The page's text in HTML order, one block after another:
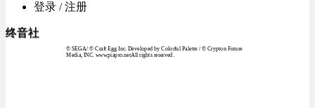
登录 / 注册
终音社
© SEGA / © Craft Egg Inc. Developed by Colorful Palette / © Crypton Future
Media, INC. www.piapro.netAll rights reserved.